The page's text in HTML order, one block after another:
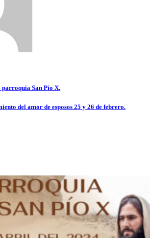
parroquia San Pío X.
del amor de esposos 25 y 26 de febrero.